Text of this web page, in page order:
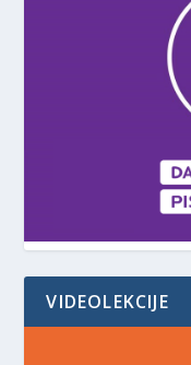
VIDEOLEKCIJE